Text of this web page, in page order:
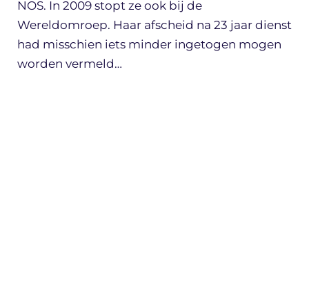
NOS. In 2009 stopt ze ook bij de
Wereldomroep. Haar afscheid na 23 jaar dienst
had misschien iets minder ingetogen mogen
worden vermeld…